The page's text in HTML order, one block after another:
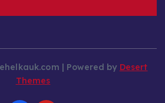
| Powered by Desert
Themes